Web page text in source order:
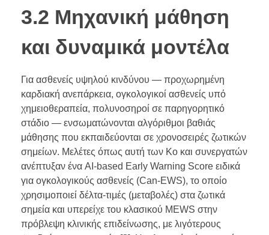
3.2 Μηχανική μάθηση
και δυναμικά μοντέλα
Για ασθενείς υψηλού κινδύνου — προχωρημένη
καρδιακή ανεπάρκεια, ογκολογικοί ασθενείς υπό
χημειοθεραπεία, πολυνοσηροί σε παρηγορητικό
στάδιο — ενσωματώνονται αλγόριθμοι βαθιάς
μάθησης που εκπαιδεύονται σε χρονοσειρές ζωτικών
σημείων. Μελέτες όπως αυτή των Ko και συνεργατών
ανέπτυξαν ένα AI-based Early Warning Score ειδικά
για ογκολογικούς ασθενείς (Can-EWS), το οποίο
χρησιμοποιεί δέλτα-τιμές (μεταβολές) στα ζωτικά
σημεία και υπερείχε του κλασικού MEWS στην
πρόβλεψη κλινικής επιδείνωσης, με λιγότερους